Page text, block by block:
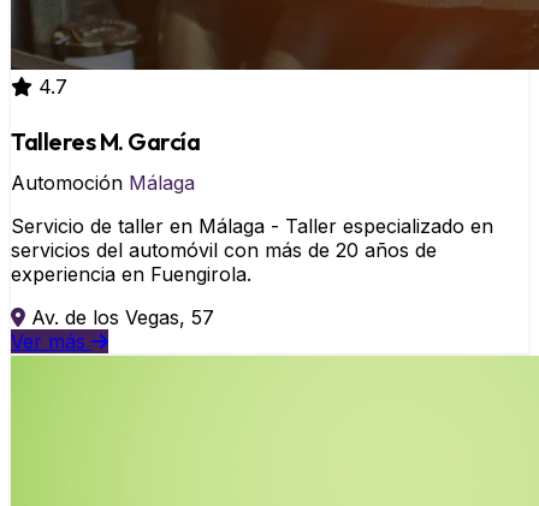
4.7
Talleres M. García
Automoción Málaga
Servicio de taller en Málaga - Taller especializado en
servicios del automóvil con más de 20 años de
experiencia en Fuengirola.
Av. de los Vegas, 57
Ver más